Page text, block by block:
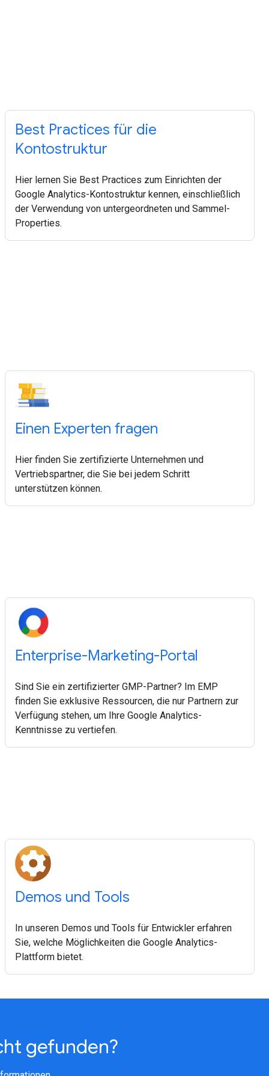
Best Practices für die
Kontostruktur
Hier lernen Sie Best Practices zum Einrichten der
Google Analytics-Kontostruktur kennen, einschließlich
der Verwendung von untergeordneten und Sammel-
Properties.
Einen Experten fragen
Hier finden Sie zertifizierte Unternehmen und
Vertriebspartner, die Sie bei jedem Schritt
unterstützen können.
Enterprise-Marketing-Portal
Sind Sie ein zertifizierter GMP-Partner? Im EMP
finden Sie exklusive Ressourcen, die nur Partnern zur
Verfügung stehen, um Ihre Google Analytics-
Kenntnisse zu vertiefen.
Demos und Tools
In unseren Demos und Tools für Entwickler erfahren
Sie, welche Möglichkeiten die Google Analytics-
Plattform bietet.
gefunden?